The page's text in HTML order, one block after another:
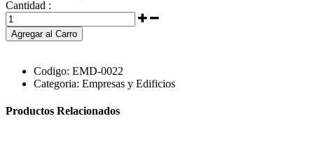
Cantidad :
Agregar al Carro
Codigo: EMD-0022
Categoria: Empresas y Edificios
Productos Relacionados